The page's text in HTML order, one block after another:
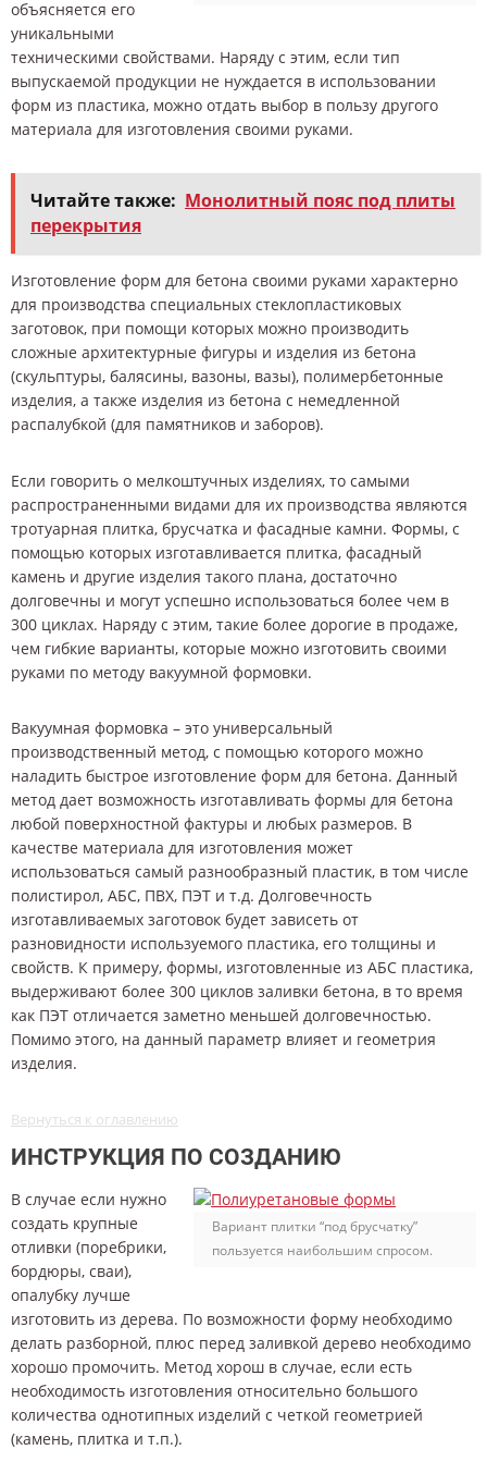
объясняется его
уникальными
техническими свойствами. Наряду с этим, если тип
выпускаемой продукции не нуждается в использовании
форм из пластика, можно отдать выбор в пользу другого
материала для изготовления своими руками.
Читайте также: Монолитный пояс под плиты
перекрытия
Изготовление форм для бетона своими руками характерно
для производства специальных стеклопластиковых
заготовок, при помощи которых можно производить
сложные архитектурные фигуры и изделия из бетона
(скульптуры, балясины, вазоны, вазы), полимербетонные
изделия, а также изделия из бетона с немедленной
распалубкой (для памятников и заборов).
Если говорить о мелкоштучных изделиях, то самыми
распространенными видами для их производства являются
тротуарная плитка, брусчатка и фасадные камни. Формы, с
помощью которых изготавливается плитка, фасадный
камень и другие изделия такого плана, достаточно
долговечны и могут успешно использоваться более чем в
300 циклах. Наряду с этим, такие более дорогие в продаже,
чем гибкие варианты, которые можно изготовить своими
руками по методу вакуумной формовки.
Вакуумная формовка – это универсальный
производственный метод, с помощью которого можно
наладить быстрое изготовление форм для бетона. Данный
метод дает возможность изготавливать формы для бетона
любой поверхностной фактуры и любых размеров. В
качестве материала для изготовления может
использоваться самый разнообразный пластик, в том числе
полистирол, АБС, ПВХ, ПЭТ и т.д. Долговечность
изготавливаемых заготовок будет зависеть от
разновидности используемого пластика, его толщины и
свойств. К примеру, формы, изготовленные из АБС пластика,
выдерживают более 300 циклов заливки бетона, в то время
как ПЭТ отличается заметно меньшей долговечностью.
Помимо этого, на данный параметр влияет и геометрия
изделия.
Вернуться к оглавлению
ИНСТРУКЦИЯ ПО СОЗДАНИЮ
Вариант плитки “под брусчатку”
пользуется наибольшим спросом.
В случае если нужно
создать крупные
отливки (поребрики,
бордюры, сваи),
опалубку лучше
изготовить из дерева. По возможности форму необходимо
делать разборной, плюс перед заливкой дерево необходимо
хорошо промочить. Метод хорош в случае, если есть
необходимость изготовления относительно большого
количества однотипных изделий с четкой геометрией
(камень, плитка и т.п.).